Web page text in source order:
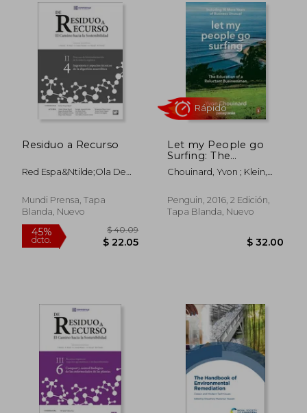
dcto. $ 19.96 dcto.
Residuo a Recurso
Red Espa&Ntilde;Ola De
Mundi Prensa, Tapa
Blanda, Nuevo
Let my People go
Surfing: The
Education of a
Reluctant
Including 10 More
Years of Business
Chouinard, Yvon ; Klein,
Penguin, 2016, 2 Edición,
Tapa Blanda, Nuevo